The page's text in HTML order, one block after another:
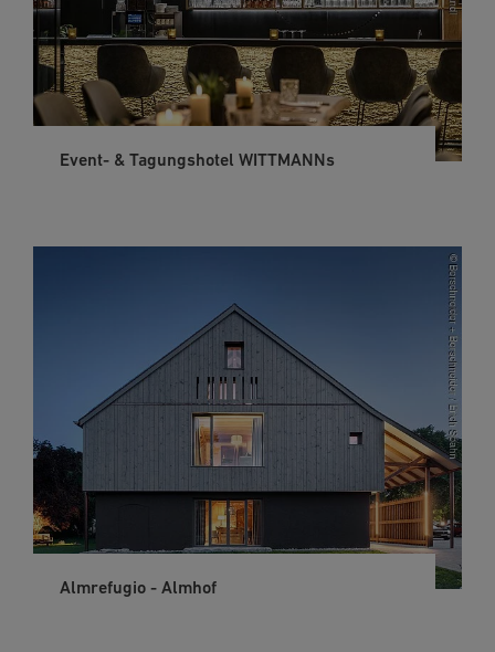
Event- & Tagungshotel WITTMANNs
Almrefugio - Almhof